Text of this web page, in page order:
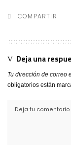
COMPARTIR
Deja una
Tu dirección de correo
obligatorios están